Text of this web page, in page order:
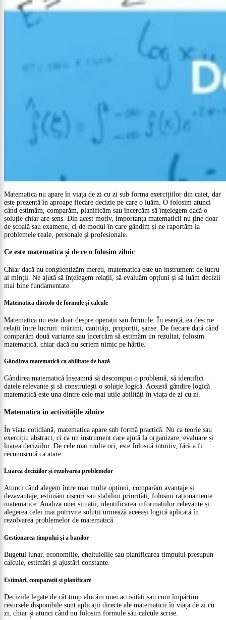
Matematica nu apare în viața de zi cu zi sub forma exercițiilor din caiet, dar
este prezentă în aproape fiecare decizie pe care o luăm. O folosim atunci
când estimăm, comparăm, planificăm sau încercăm să înțelegem dacă o
soluție chiar are sens. Din acest motiv, importanța matematicii nu ține doar
de școală sau examene, ci de modul în care gândim și ne raportăm la
problemele reale, personale și profesionale.
Ce este matematica și de ce o folosim zilnic
Chiar dacă nu conștientizăm mereu, matematica este un instrument de lucru
al minții. Ne ajută să înțelegem relații, să evaluăm opțiuni și să luăm decizii
mai bine fundamentate.
Matematica dincolo de formule și calcule
Matematica nu este doar despre operații sau formule. În esență, ea descrie
relații între lucruri: mărimi, cantități, proporții, șanse. De fiecare dată când
comparăm două variante sau încercăm să estimăm un rezultat, folosim
matematică, chiar dacă nu scriem nimic pe hârtie.
Gândirea matematică ca abilitate de bază
Gândirea matematică înseamnă să descompui o problemă, să identifici
datele relevante și să construiești o soluție logică. Această gândire logică
matematică este una dintre cele mai utile abilități în viața de zi cu zi.
Matematica în activitățile zilnice
În viața cotidiană, matematica apare sub formă practică. Nu ca teorie sau
exercițiu abstract, ci ca un instrument care ajută la organizare, evaluare și
luarea deciziilor. De cele mai multe ori, este folosită intuitiv, fără a fi
recunoscută ca atare.
Luarea deciziilor și rezolvarea problemelor
Atunci când alegem între mai multe opțiuni, comparăm avantaje și
dezavantaje, estimăm riscuri sau stabilim priorități, folosim raționamente
matematice. Analiza unei situații, identificarea informațiilor relevante și
alegerea celei mai potrivite soluții urmează aceeași logică aplicată în
rezolvarea problemelor de matematică.
Gestionarea timpului și a banilor
Bugetul lunar, economiile, cheltuielile sau planificarea timpului presupun
calcule, estimări și ajustări constante.
Estimări, comparații și planificare
Deciziile legate de cât timp alocăm unei activități sau cum împărțim
resursele disponibile sunt aplicații directe ale matematicii în viața de zi cu
zi, chiar și atunci când nu folosim formule sau calcule scrise.